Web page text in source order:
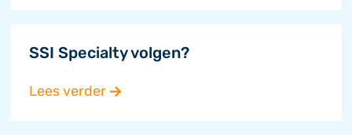
SSI Specialty volgen?
Lees verder